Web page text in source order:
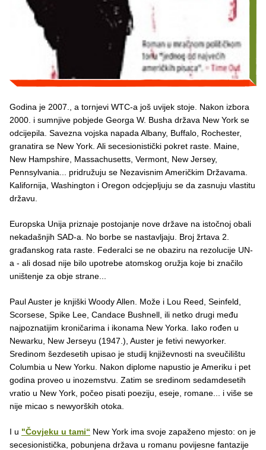
Godina je 2007., a tornjevi WTC-a još uvijek stoje. Nakon izbora
2000. i sumnjive pobjede Georga W. Busha država New York se
odcijepila. Savezna vojska napada Albany, Buffalo, Rochester,
granatira se New York. Ali secesionistički pokret raste. Maine,
New Hampshire, Massachusetts, Vermont, New Jersey,
Pennsylvania... pridružuju se Nezavisnim Američkim Državama.
Kalifornija, Washington i Oregon odcjepljuju se da zasnuju vlastitu
državu.
Europska Unija priznaje postojanje nove države na istočnoj obali
nekadašnjih SAD-a. No borbe se nastavljaju. Broj žrtava 2.
građanskog rata raste. Federalci se ne obaziru na rezolucije UN-
a - ali dosad nije bilo upotrebe atomskog oružja koje bi značilo
uništenje za obje strane...
Paul Auster je knjiški Woody Allen. Može i Lou Reed, Seinfeld,
Scorsese, Spike Lee, Candace Bushnell, ili netko drugi među
najpoznatijim kroničarima i ikonama New Yorka. Iako rođen u
Newarku, New Jerseyu (1947.), Auster je fetivi newyorker.
Sredinom šezdesetih upisao je studij književnosti na sveučilištu
Columbia u New Yorku. Nakon diplome napustio je Ameriku i pet
godina proveo u inozemstvu. Zatim se sredinom sedamdesetih
vratio u New York, počeo pisati poeziju, eseje, romane... i više se
nije micao s newyorških otoka.
I u "Čovjeku u tami“ New York ima svoje zapaženo mjesto: on je
secesionistička, pobunjena država u romanu povijesne fantazije